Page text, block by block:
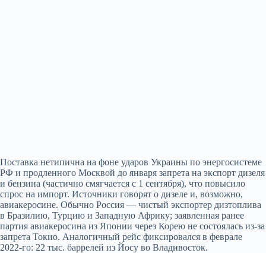
Поставка нетипична на фоне ударов Украины по энергосистеме
РФ и продленного Москвой до января запрета на экспорт дизеля
и бензина (частично смягчается с 1 сентября), что повысило
спрос на импорт. Источники говорят о дизеле и, возможно,
авиакеросине. Обычно Россия — чистый экспортер дизтоплива
в Бразилию, Турцию и Западную Африку; заявленная ранее
партия авиакеросина из Японии через Корею не состоялась из‑за
запрета Токио. Аналогичный рейс фиксировался в феврале
2022‑го: 22 тыс. баррелей из Йосу во Владивосток.